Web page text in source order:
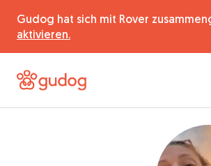
Gudog hat sich mit Rover
aktivieren.